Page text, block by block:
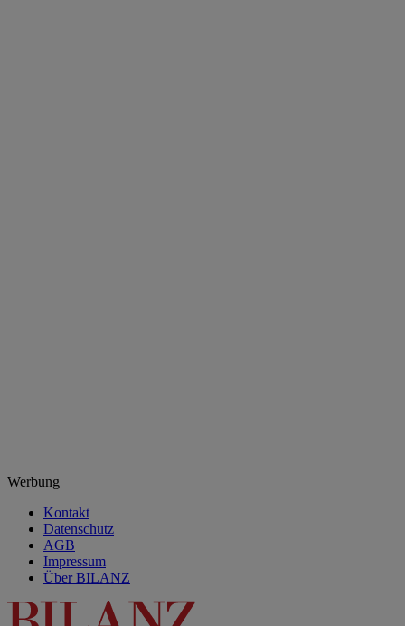
Werbung
Kontakt
Datenschutz
AGB
Impressum
Über BILANZ